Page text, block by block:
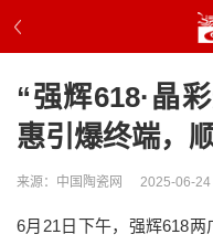
“强辉618·晶
惠引爆终端，
来源：中国陶瓷网 2025-06-24
6月21日下午，强辉618